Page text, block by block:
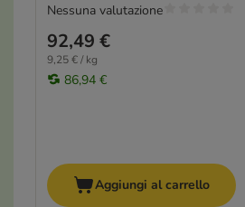
92,49 €
9,25 € / kg
86,94 €
Nessuna valutazione
Aggiungi al carrello